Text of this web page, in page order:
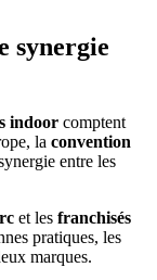
synergie
indoor comptent
la convention
entre les
et les franchisés
pratiques, les
marques.